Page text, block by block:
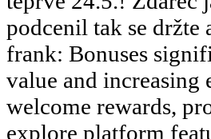
podcenil tak se držte
frank: Bonuses
value and increasing
welcome rewards,
explore platform